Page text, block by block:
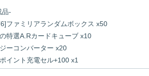
品-
ファミリアランダムボックス x50
特選A.Rカードキューブ x10
ーコンバーター x20
イント充電セル+100 x1